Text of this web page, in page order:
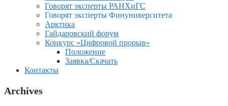
Говорят эксперты РАНХиГС
Говорят эксперты Финуниверситета
Арктика
Гайдаровский форум
Конкурс «Цифровой прорыв»
Положение
Заявка/Скачать
Контакты
Archives